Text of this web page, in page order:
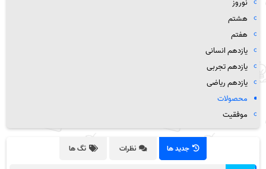
هشتم
هفتم
یازدهم انسانی
یازدهم تجربی
یازدهم ریاضی
محصولات
موفقیت
جدید ها نظرات تگ ها